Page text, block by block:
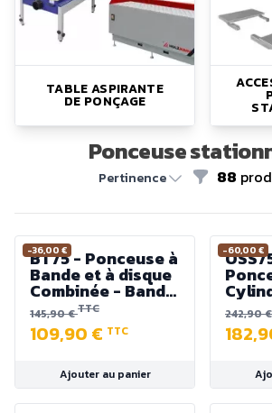
TABLE ASPIRANTE
DE PONÇAGE
Ponceuse
Pertinence Filtres
88
-36,00 €
BT75 - Ponceuse à
Bande et à disque
Combinée - Bande
760 x 25 mm -
Disque 125 mm
145,90 €TTC
109,90 € TTC
Ajouter au panier
-60,00 €
-
mm
242,90